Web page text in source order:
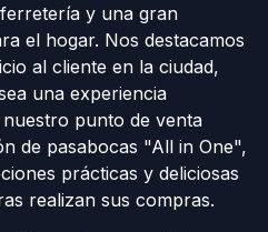
y una gran
el hogar. Nos destacamos
al cliente en la ciudad,
una experiencia
punto de venta
de pasabocas "All in One",
prácticas y deliciosas
realizan sus compras.